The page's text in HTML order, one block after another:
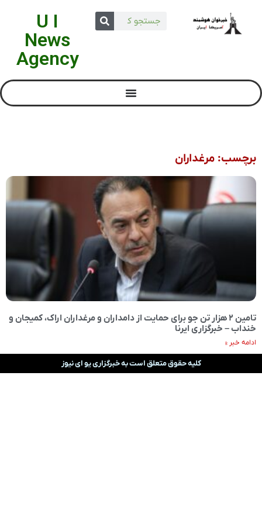
U I
News
Agency
برچسب: مرغداران
تامین ۲ هزار تن جو برای حمایت از دامداران و مرغداران اراک، کمیجان و
خنداب – خبرگزاری ایرنا
ادامه خبر »
کلیه حقوق متعلق است به خبرگزاری یو ای نیوز